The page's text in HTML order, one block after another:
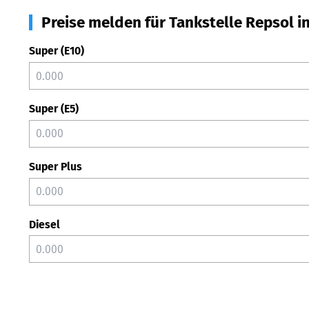
Preise melden für Tankstelle Repsol
Super (E10)
Super (E5)
Super Plus
Diesel